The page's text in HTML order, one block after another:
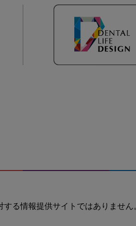
る情報提供サイトではありません